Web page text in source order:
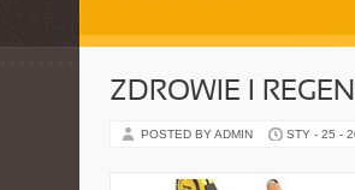
ZDROWIE I
POSTED BY ADMIN STY - 25 -